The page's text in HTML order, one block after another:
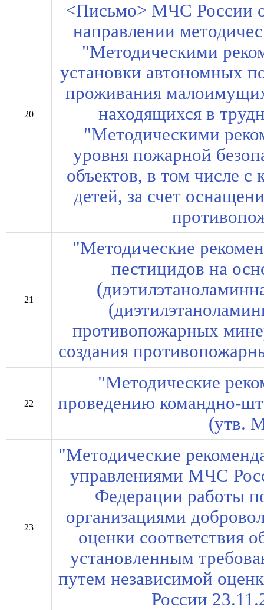
20
<Письмо> МЧС России
направлении
"Методическими
установки автономных
проживания
находящихся в
"Методическими
уровня пожарной
объектов, в том числе
детей, за счет
21
"Методические
пестицидов на
противопожарных
создания
22
"Методические
проведению командно-
(утв.
23
"Методические
управлениями МЧС
Федерации работы
организациями
оценки соответствия
установленным
путем независимой
России